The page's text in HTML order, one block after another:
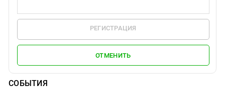
РЕГИСТРАЦИЯ
ОТМЕНИТЬ
СОБЫТИЯ